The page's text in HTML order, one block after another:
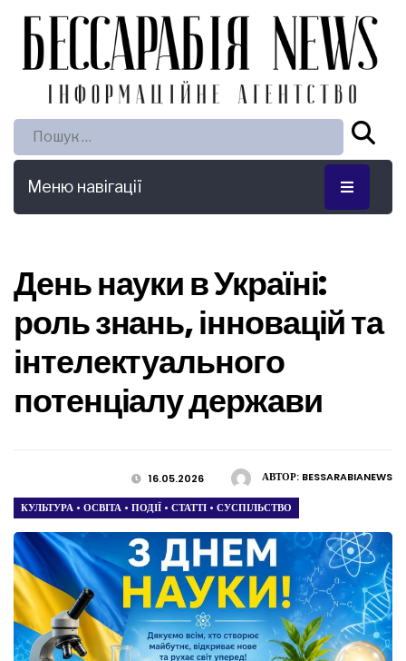
Пошук:
Меню навігації
День науки в Україні:
роль знань, інновацій та
інтелектуального
потенціалу держави
АВТОР: BESSARABIANEWS
16.05.2026
КУЛЬТУРА • ОСВІТА • ПОДІЇ • СТАТТІ • СУСПІЛЬСТВО